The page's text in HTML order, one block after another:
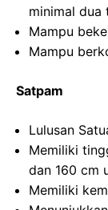
minimal dua
Mampu
Mampu
Satpam
Lulusan
Memiliki
dan 160 cm
Memiliki